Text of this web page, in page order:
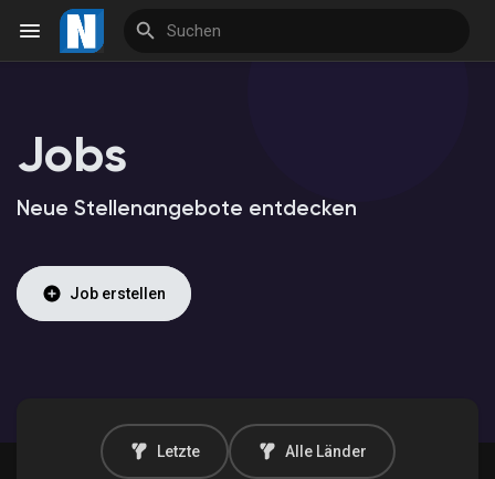
Reels
Meine Veranstaltungen
Entdecken Marktplatz
Jobs
Neue Stellenangebote entdecken
Job erstellen
Letzte Alle Länder